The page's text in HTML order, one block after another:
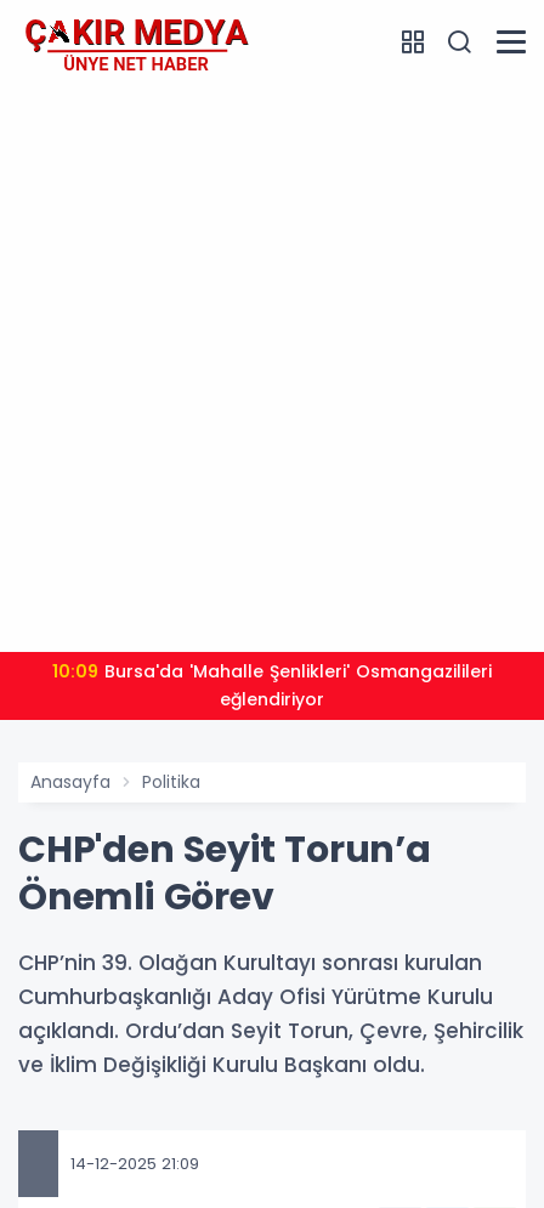
10:09
eğlendiriyor
Anasayfa Politika
CHP'den Seyit Torun’a
Önemli Görev
CHP’nin 39. Olağan Kurultayı sonrası kurulan
Cumhurbaşkanlığı Aday Ofisi Yürütme Kurulu
açıklandı. Ordu’dan Seyit Torun, Çevre, Şehircilik
ve İklim Değişikliği Kurulu Başkanı oldu.
14-12-2025 21:09